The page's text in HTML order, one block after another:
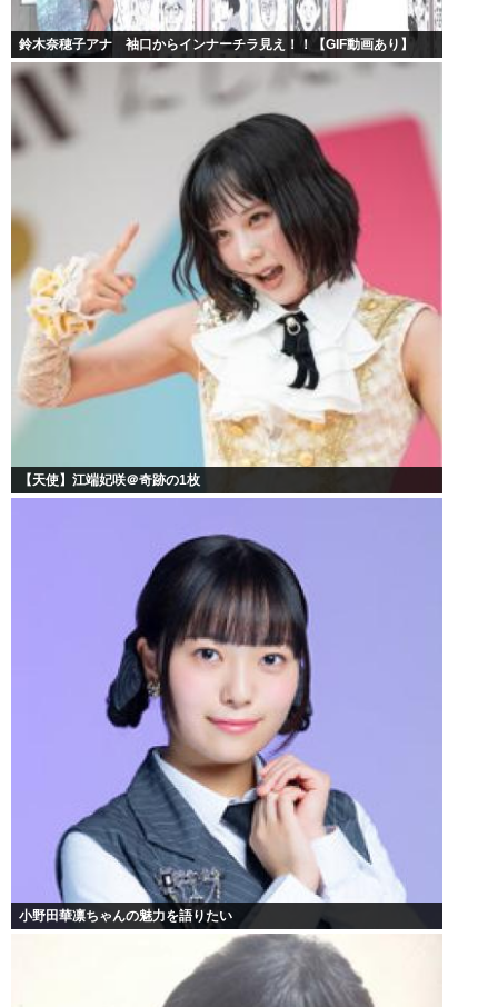
鈴木奈穂子アナ 袖口からインナーチラ見え！！【GIF動画あり】
【天使】江端妃咲＠奇跡の1枚
小野田華凛ちゃんの魅力を語りたい